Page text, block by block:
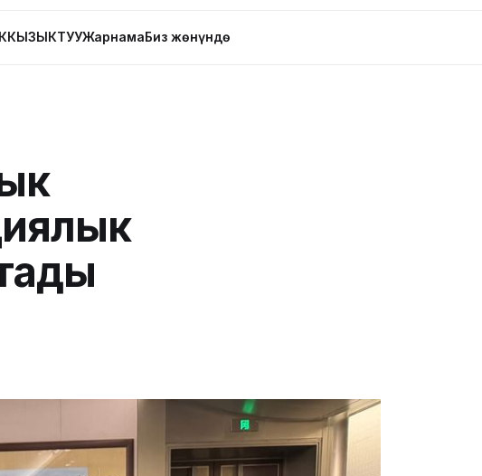
КЫЗЫКТУУЖарнамаБиз жөнүндө